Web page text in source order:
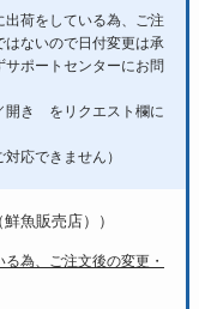
荷をしている為、ご注
ないので日付変更は承
ポートセンターにお問
開き をリクエスト欄に
応できません）
魚販売店））
為、ご注文後の変更・